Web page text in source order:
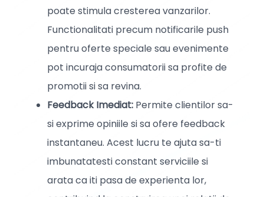
poate stimula cresterea vanzarilor.
Functionalitati precum notificarile push
pentru oferte speciale sau evenimente
pot incuraja consumatorii sa profite de
promotii si sa revina.
Feedback Imediat: Permite clientilor sa-
si exprime opiniile si sa ofere feedback
instantaneu. Acest lucru te ajuta sa-ti
imbunatatesti constant serviciile si
arata ca iti pasa de experienta lor,